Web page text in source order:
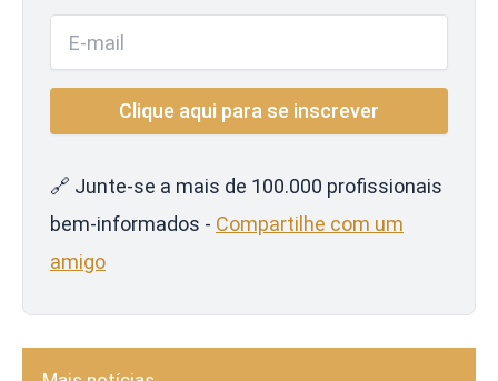
🔗 Junte-se a mais de 100.000 profissionais
bem-informados - Compartilhe com um
amigo